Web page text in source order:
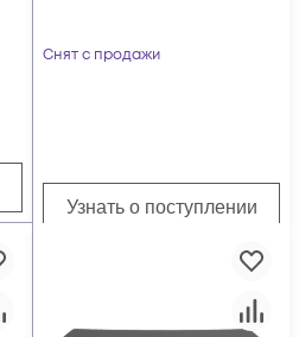
Снят с продажи
Узнать о поступлении